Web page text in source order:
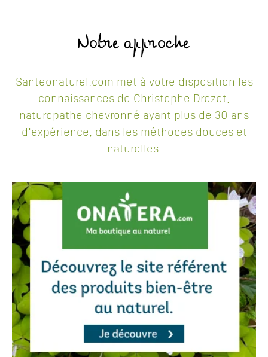
Notre approche
Santeonaturel.com met à votre disposition les
connaissances de Christophe Drezet,
naturopathe chevronné ayant plus de 30 ans
d'expérience, dans les méthodes douces et
naturelles.